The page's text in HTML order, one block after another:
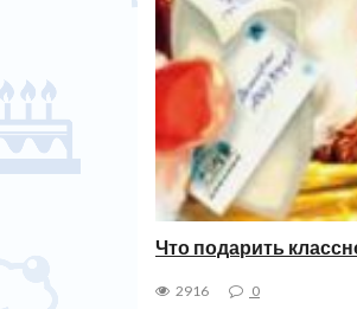
Что подарить
2916 0